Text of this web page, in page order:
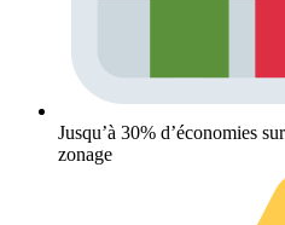
Jusqu’à 30% d’économies
zonage